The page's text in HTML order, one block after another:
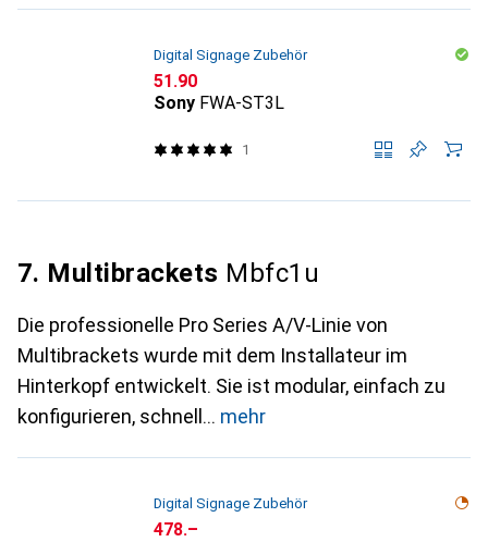
Digital Signage Zubehör
CHF
51.90
Sony FWA-ST3L
1
7. Multibrackets Mbfc1u
Die professionelle Pro Series A/V-Linie von
Multibrackets wurde mit dem Installateur im
Hinterkopf entwickelt. Sie ist modular, einfach zu
konfigurieren, schnell
mehr
Digital Signage Zubehör
CHF
478.–